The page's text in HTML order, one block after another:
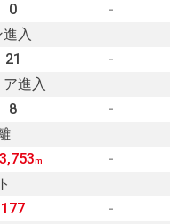
0
-
入
21
-
進入
8
-
m
-
177
-